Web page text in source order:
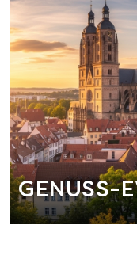
GENUSS-